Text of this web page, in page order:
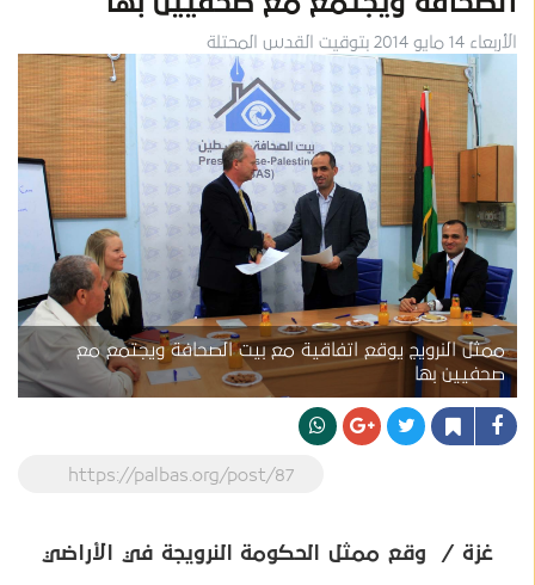
الأربعاء 14 مايو 2014 بتوقيت القدس المحتلة
ممثل النرويج يوقع اتفاقية مع بيت الصحافة ويجتمع مع
صحفيين بها
https://palbas.org/post/87
غزة / وقع ممثل الحكومة النرويجة في الأراضي